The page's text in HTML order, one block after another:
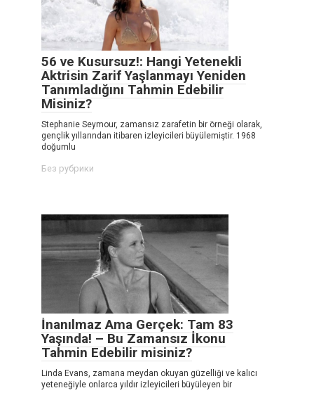
56 ve Kusursuz!: Hangi Yetenekli
Aktrisin Zarif Yaşlanmayı Yeniden
Tanımladığını Tahmin Edebilir
Misiniz?
Stephanie Seymour, zamansız zarafetin bir örneği olarak,
gençlik yıllarından itibaren izleyicileri büyülemiştir. 1968
doğumlu
Без рубрики
İnanılmaz Ama Gerçek: Tam 83
Yaşında! – Bu Zamansız İkonu
Tahmin Edebilir misiniz?
Linda Evans, zamana meydan okuyan güzelliği ve kalıcı
yeteneğiyle onlarca yıldır izleyicileri büyüleyen bir